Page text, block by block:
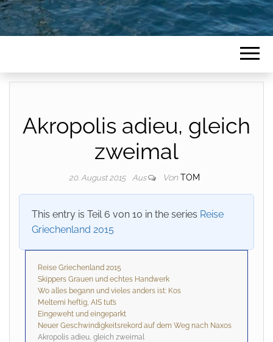
Akropolis adieu, gleich
zweimal
20. August 2015 Aus Von TOM
This entry is Teil 6 von 10 in the series Reise
Griechenland 2015
Reise Griechenland 2015
Skippers Grauen und echtes Handwerk
Wo alles begann und vieles anders ist: Kos
Meltemi heftig, AIS tut’s
Eingeweht und eingeparkt
Neuer Geschwindigkeitsrekord auf dem Weg nach Naxos
Akropolis adieu, gleich zweimal